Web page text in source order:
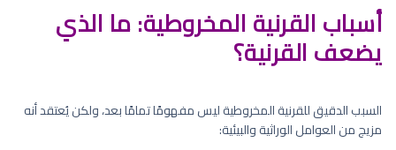
أسباب القرنية المخروطية: ما الذي
يضعف القرنية؟
السبب الدقيق للقرنية المخروطية ليس مفهومًا تمامًا بعد، ولكن يُعتقد أنه
مزيج من العوامل الوراثية والبيئية: